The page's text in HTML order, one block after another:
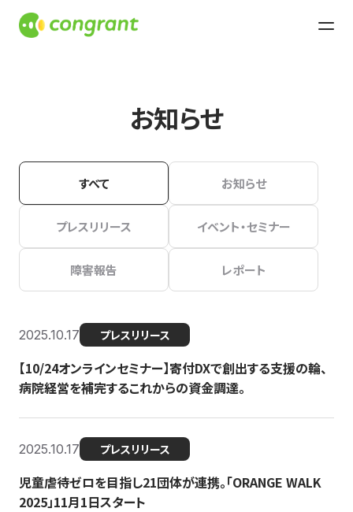
お知らせ
すべて お知らせ
プレスリリース イベント・セミナー
障害報告 レポート
2025.10.17 プレスリリース
【10/24オンラインセミナー】寄付DXで創出する支援の輪、
病院経営を補完するこれからの資金調達。
2025.10.17 プレスリリース
児童虐待ゼロを目指し21団体が連携。「ORANGE WALK
2025」11月1日スタート